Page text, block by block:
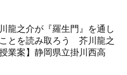
之介が『羅生門』を通し
とを読み取ろう 芥川龍之
業案】静岡県立掛川西高